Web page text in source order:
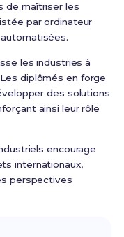
de maîtriser les
par ordinateur
les industries à
diplômés en forge
des solutions
ainsi leur rôle
encourage
internationaux,
perspectives